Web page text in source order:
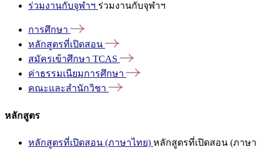
ร่วมงานกับจุฬาฯ ร่วมงานกับจุฬาฯ
การศึกษา
หลักสูตรที่เปิดสอน
สมัครเข้าศึกษา TCAS
ค่าธรรมเนียมการศึกษา
คณะและสำนักวิชา
หลักสูตร
หลักสูตรที่เปิดสอน (ภาษาไทย) หลักสูตรที่เปิดสอน (ภาษา